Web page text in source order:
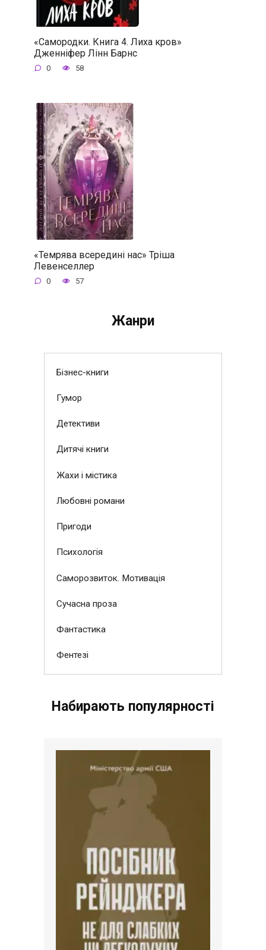
«Самородки. Книга 4. Лиха кров»
Дженніфер Лінн Барнс
0 58
«Темрява всередині нас» Тріша
Левенселлер
0 57
Жанри
Бізнес-книги
Гумор
Детективи
Дитячі книги
Жахи і містика
Любовні романи
Пригоди
Психологія
Саморозвиток. Мотивація
Сучасна проза
Фантастика
Фентезі
Набирають популярності